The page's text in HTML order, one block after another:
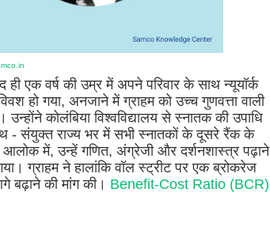
एक वर्ष की उम्र में अपने परिवार के साथ न्यूयॉर्क
हो गया, अनजाने में ग्राहम को उच्च गुणवत्ता वाली
कोलंबिया विश्वविद्यालय से स्नातक की उपाधि
- संयुक्त राज्य भर में सभी स्नातकों के दूसरे रैंक के
आलोक में, उन्हें गणित, अंग्रेजी और दर्शनशास्त्र पढ़ाने
ग्राहम ने हालांकि वॉल स्ट्रीट पर एक ब्रोकरेज
बढ़ाने की मांग की। Benefit-Cost Ratio (BCR)